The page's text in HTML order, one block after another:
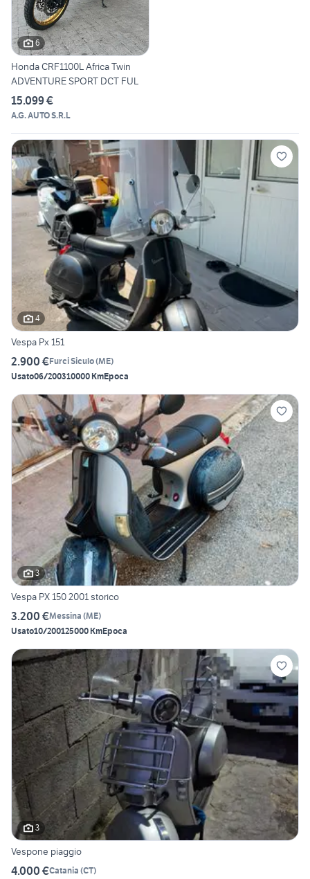
6
Honda CRF1100L Africa Twin
ADVENTURE SPORT DCT FUL
15.099 €
A.G. AUTO S.R.L
4
Vespa Px 151
2.900 €Furci Siculo(ME)
Usato06/200310000 KmEpoca
3
Vespa PX 150 2001 storico
3.200 €Messina (ME)
Usato10/200125000 KmEpoca
3
Vespone piaggio
4.000 €Catania (CT)